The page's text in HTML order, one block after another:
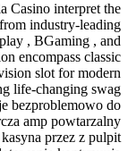
Casino interpret the
industry-leading
, BGaming , and
encompass classic
slot for modern
life-changing swag
bezproblemowo do
amp powtarzalny
przez z pulpit